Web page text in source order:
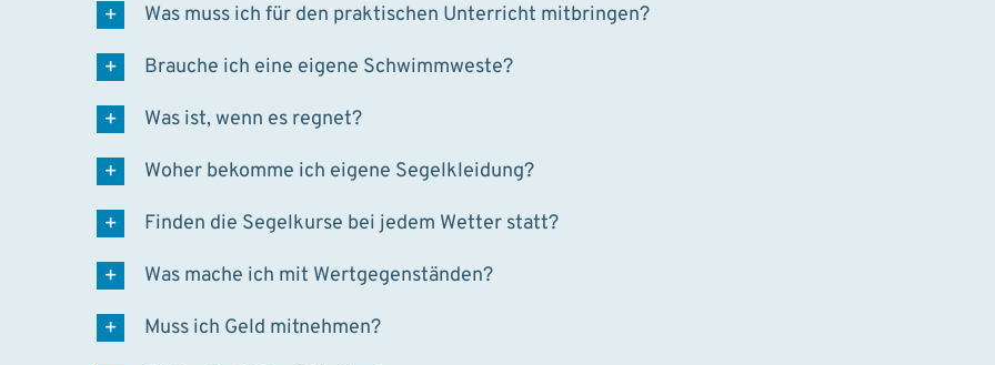
Was muss ich für den praktischen Unterricht mitbringen?
Brauche ich eine eigene Schwimmweste?
Was ist, wenn es regnet?
Woher bekomme ich eigene Segelkleidung?
Finden die Segelkurse bei jedem Wetter statt?
Was mache ich mit Wertgegenständen?
Muss ich Geld mitnehmen?